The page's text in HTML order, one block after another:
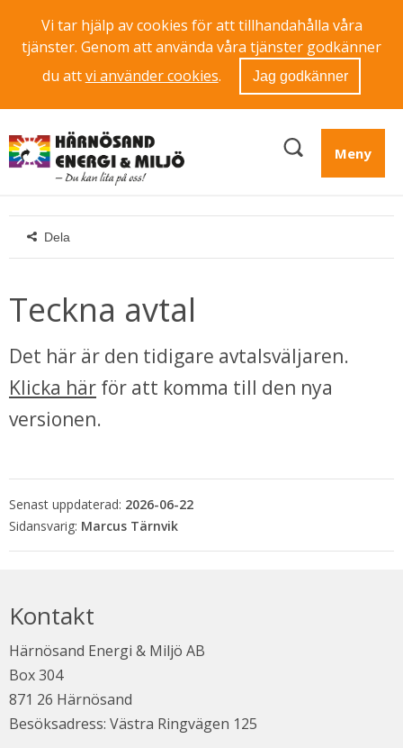
Vi tar hjälp av cookies för att tillhandahålla våra
tjänster. Genom att använda våra tjänster godkänner
du attvi använder cookies. Jag godkänner
Meny
Dela
Teckna avtal
Klicka här för att komma till den nya
versionen.
Senast uppdaterad: 2026-06-22
Marcus Tärnvik
Kontakt
Härnösand Energi & Miljö AB
Box 304
871 26 Härnösand
Besöksadress: Västra Ringvägen 125